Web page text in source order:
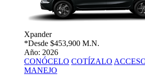
Xpander
*Desde $453,900 M.N.
Año: 2026
CONÓCELO COTÍZALO
MANEJO